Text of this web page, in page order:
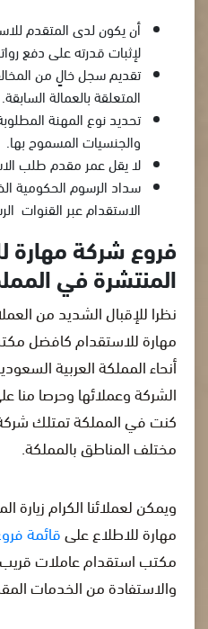
أن يكون لدى المتقدم
لإثبات قدرته على دفع
تقديم سجل خالٍ من
المتعلقة بالعمالة السابقة.
تحديد نوع المهنة
والجنسيات المسموح بها.
لا يقل عمر مقدم طلب
سداد الرسوم الحكومية
الاستقدام عبر القنوات
فروع شركة مهارة
المنتشرة في
نظرا للإقبال الشديد من
مهارة للاستقدام كافضل
أنحاء المملكة العربية
الشركة وعملائها وحرصا منا
مختلف المناطق بالمملكة.
ويمكن لعملائنا الكرام زيارة
مهارة للاطلاع علىقائمة
مكتب استقدام عاملات
والاستفادة من الخدمات